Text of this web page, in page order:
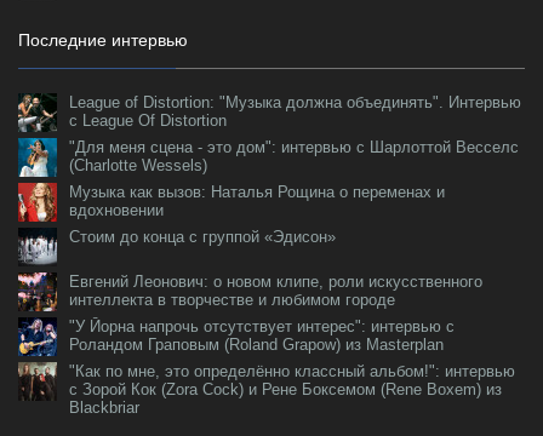
Последние интервью
League of Distortion: "Музыка должна объединять". Интервью
с League Of Distortion
"Для меня сцена - это дом": интервью с Шарлоттой Весселс
(Charlotte Wessels)
Музыка как вызов: Наталья Рощина о переменах и
вдохновении
Стоим до конца с группой «Эдисон»
Евгений Леонович: о новом клипе, роли искусственного
интеллекта в творчестве и любимом городе
"У Йорна напрочь отсутствует интерес": интервью с
Роландом Граповым (Roland Grapow) из Masterplan
"Как по мне, это определённо классный альбом!": интервью
с Зорой Кок (Zora Cock) и Рене Боксемом (Rene Boxem) из
Blackbriar